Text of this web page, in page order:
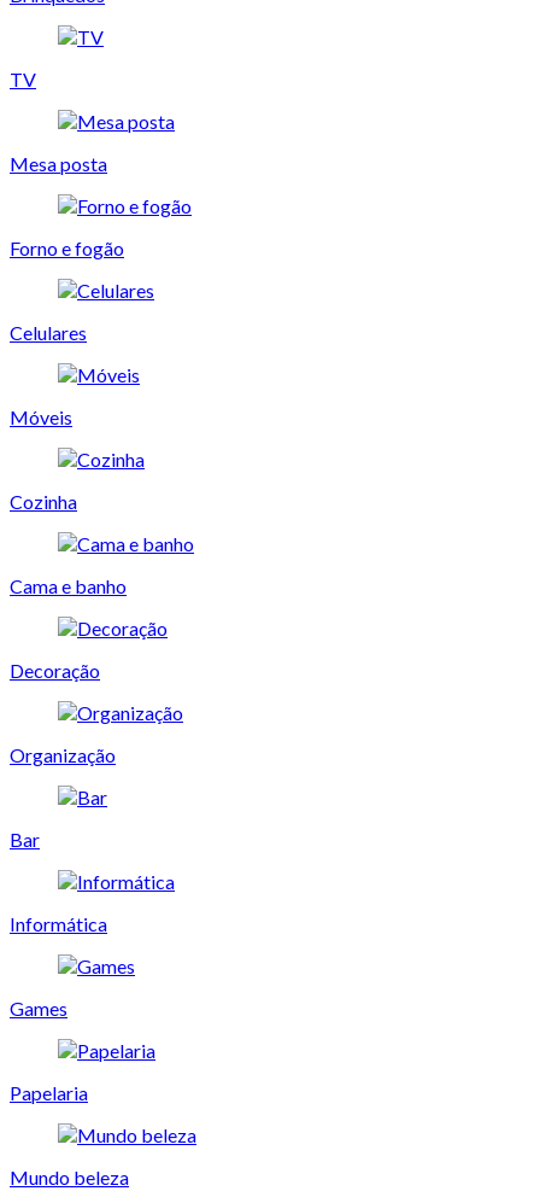
TV
Mesa posta
Forno e fogão
Celulares
Móveis
Cozinha
Cama e banho
Decoração
Organização
Bar
Informática
Games
Papelaria
Mundo beleza